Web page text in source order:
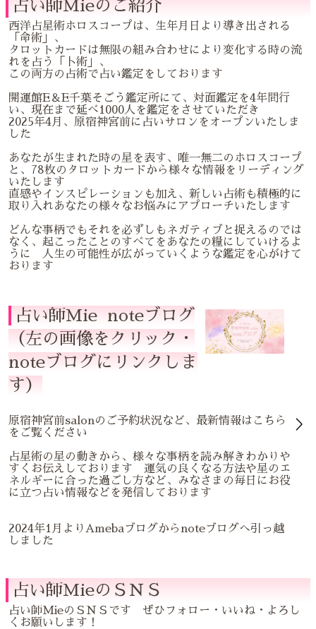
占い師Mieのご紹介
西洋占星術ホロスコープは、生年月日より導き出される
「命術」、
タロットカードは無限の組み合わせにより変化する時の流
れを占う「卜術」、
この両方の占術で占い鑑定をしております
開運館E＆E千葉そごう鑑定所にて、対面鑑定を4年間行
い、現在まで延べ1000人を鑑定をさせていただき
2025年4月、原宿神宮前に占いサロンをオープンいたしま
した
あなたが生まれた時の星を表す、唯一無二のホロスコープ
と、78枚のタロットカードから様々な情報をリーディング
いたします
直感やインスピレーションも加え、新しい占術も積極的に
取り入れあなたの様々なお悩みにアプローチいたします
どんな事柄でもそれを必ずしもネガティブと捉えるのでは
なく、起こったことのすべてをあなたの糧にしていけるよ
うに 人生の可能性が広がっていくような鑑定を心がけて
おります
占い師Mie noteブログ
（左の画像をクリック・
noteブログにリンクしま
す）
原宿神宮前salonのご予約状況など、最新情報はこちら
をご覧ください
占星術の星の動きから、様々な事柄を読み解きわかりや
すくお伝えしております 運気の良くなる方法や星のエ
ネルギーに合った過ごし方など、みなさまの毎日にお役
に立つ占い情報などを発信しております
2024年1月よりAmebaブログからnoteブログへ引っ越
しました
占い師MieのＳＮＳ
占い師MieのＳＮＳです ぜひフォロー・いいね・よろし
くお願いします！